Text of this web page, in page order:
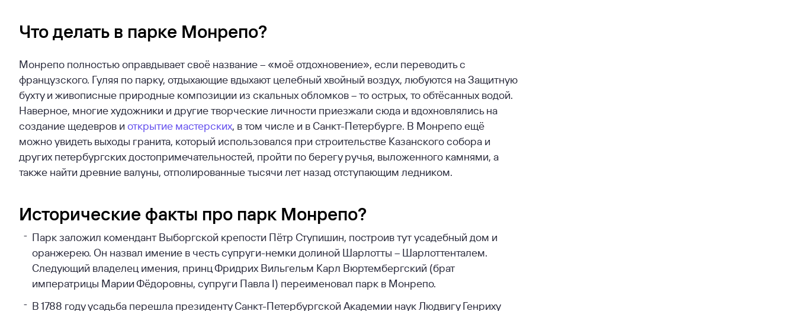
Что делать в парке Монрепо?
Монрепо полностью оправдывает своё название – «моё отдохновение», если переводить с
французского. Гуляя по парку, отдыхающие вдыхают целебный хвойный воздух, любуются на Защитную
бухту и живописные природные композиции из скальных обломков – то острых, то обтёсанных водой.
Наверное, многие художники и другие творческие личности приезжали сюда и вдохновлялись на
создание щедевров и открытие мастерских, в том числе и в Санкт-Петербурге. В Монрепо ещё
можно увидеть выходы гранита, который использовался при строительстве Казанского собора и
других петербургских достопримечательностей, пройти по берегу ручья, выложенного камнями, а
также найти древние валуны, отполированные тысячи лет назад отступающим ледником.
Исторические факты про парк Монрепо?
Парк заложил комендант Выборгской крепости Пётр Ступишин, построив тут усадебный дом и
оранжерею. Он назвал имение в честь супруги-немки долиной Шарлотты – Шарлоттенталем.
Следующий владелец имения, принц Фридрих Вильгельм Карл Вюртембергский (брат
императрицы Марии Фёдоровны, супруги Павла I) переименовал парк в Монрепо.
В 1788 году усадьба перешла президенту Санкт-Петербургской Академии наук Людвигу Генриху